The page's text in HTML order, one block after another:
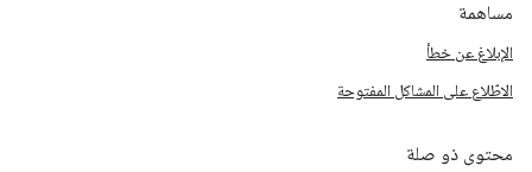
مساهمة
الإبلاغ عن خطأ
الاطّلاع على المشاكل المفتوحة
محتوى ذو صلة